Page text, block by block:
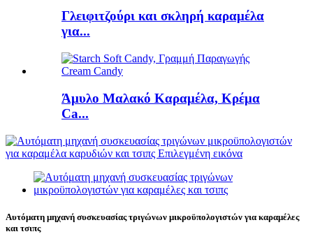
Γλειφιτζούρι και σκληρή καραμέλα
για...
Άμυλο Μαλακό Καραμέλα, Κρέμα
Ca...
Αυτόματη μηχανή συσκευασίας τριγώνων μικροϋπολογιστών για καραμέλες
και τσιπς